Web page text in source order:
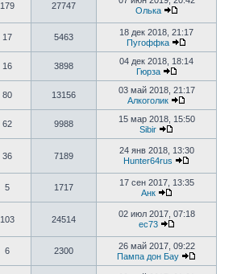
179 27747
Олька
17 5463
18 дек 2018, 21:17
Пугоффка
16 3898
04 дек 2018, 18:14
Гюрза
80 13156
03 май 2018, 21:17
Алкоголик
62 9988
15 мар 2018, 15:50
Sibir
36 7189
24 янв 2018, 13:30
Hunter64rus
5 1717
17 сен 2017, 13:35
Анк
103 24514
02 июл 2017, 07:18
ec73
6 2300
26 май 2017, 09:22
Пампа дон Бау